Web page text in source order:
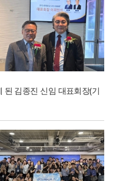
된 김종진 신임 대표회장(기